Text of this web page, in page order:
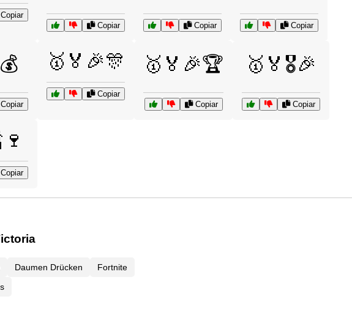
Copiar Copiar Copiar
🥇🏅🎉🎊
Copiar
🥇🏅🎉🏆
Copiar
🥇🏅🎖️🎉
Copiar
Daumen Drücken
Fortnite